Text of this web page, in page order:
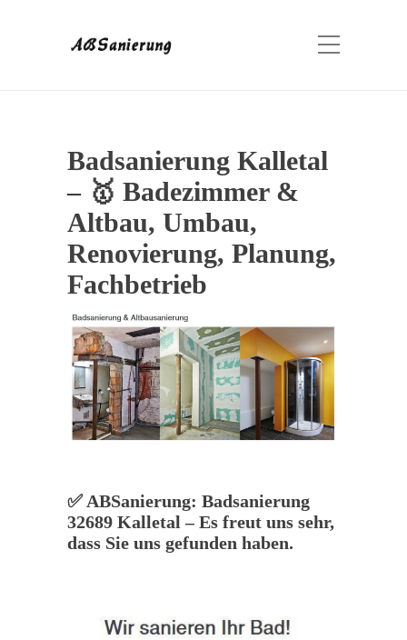
Badsanierung Kalletal
– 🥇 Badezimmer &
Altbau, Umbau,
Renovierung, Planung,
Fachbetrieb
✅ ABSanierung: Badsanierung
32689 Kalletal – Es freut uns sehr,
dass Sie uns gefunden haben.